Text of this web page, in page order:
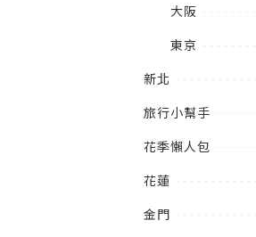
大阪
東京
新北
旅行小幫手
花季懶人包
花蓮
金門